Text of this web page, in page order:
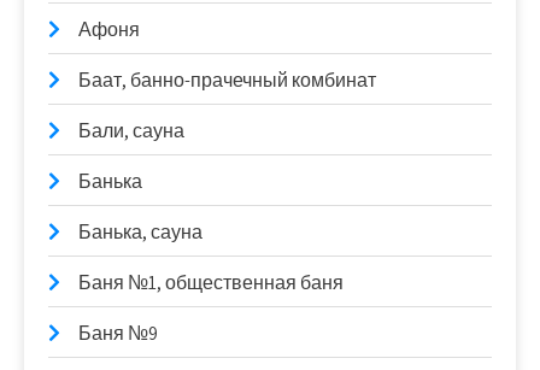
Афоня
Баат, банно-прачечный комбинат
Бали, сауна
Банька
Банька, сауна
Баня №1, общественная баня
Баня №9